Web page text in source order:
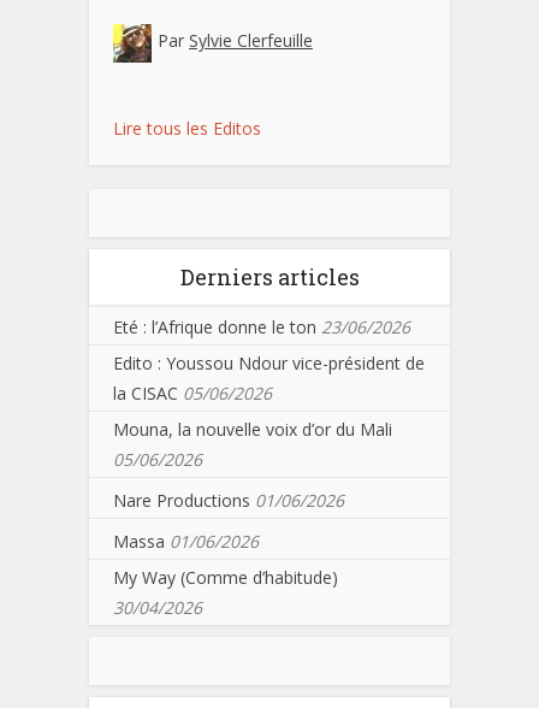
Par Sylvie Clerfeuille
Lire tous les Editos
Derniers articles
Eté : l’Afrique donne le ton 23/06/2026
Edito : Youssou Ndour vice-président de
la CISAC 05/06/2026
Mouna, la nouvelle voix d’or du Mali
05/06/2026
Nare Productions 01/06/2026
Massa 01/06/2026
My Way (Comme d’habitude)
30/04/2026